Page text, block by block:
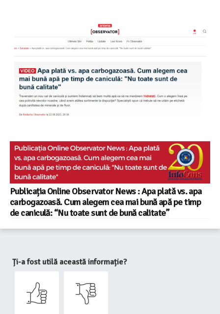
Publicația Online Observator News : Apa plată vs. apa
carbogazoasă. Cum alegem cea mai bună apă pe timp
de caniculă: “Nu toate sunt de bună calitate”
Ți-a fost utilă această informație?